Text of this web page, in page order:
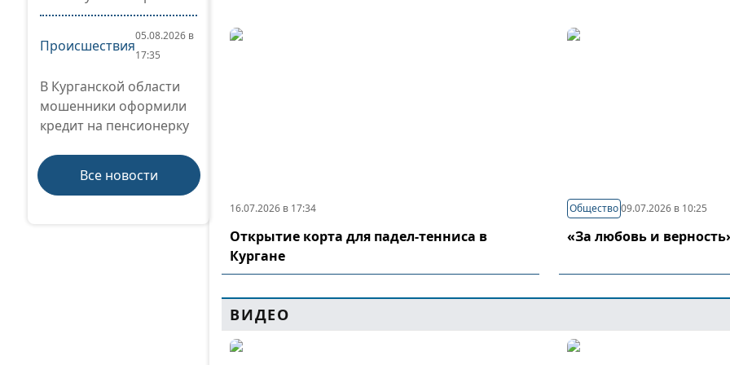
Происшествия
05.08.2026 в
17:35
В Курганской области
мошенники оформили
кредит на пенсионерку
Все новости
16.07.2026 в 17:34
Открытие корта для падел-тенниса в
Кургане
Общество 09.07.2026 в 10:25
«За любовь и
ВИДЕО